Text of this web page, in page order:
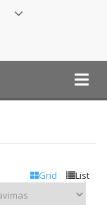
Grid List